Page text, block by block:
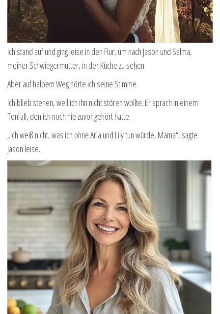
Ich stand auf und ging leise in den Flur, um nach Jason und Salma,
meiner Schwiegermutter, in der Küche zu sehen.
Aber auf halbem Weg hörte ich seine Stimme.
Ich blieb stehen, weil ich ihn nicht stören wollte. Er sprach in einem
Tonfall, den ich noch nie zuvor gehört hatte.
„Ich weiß nicht, was ich ohne Aria und Lily tun würde, Mama“, sagte
Jason leise.